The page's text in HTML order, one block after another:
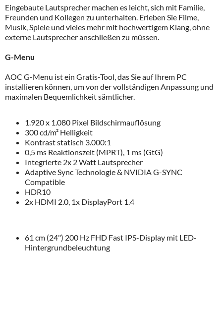
Eingebaute Lautsprecher machen es leicht, sich mit Familie,
Freunden und Kollegen zu unterhalten. Erleben Sie Filme,
Musik, Spiele und vieles mehr mit hochwertigem Klang, ohne
externe Lautsprecher anschließen zu müssen.
G-Menu
AOC G-Menu ist ein Gratis-Tool, das Sie auf Ihrem PC
installieren können, um von der vollständigen Anpassung und
maximalen Bequemlichkeit sämtlicher.
1.920 x 1.080 Pixel Bildschirmauflösung
300 cd/m² Helligkeit
Kontrast statisch 3.000:1
0,5 ms Reaktionszeit (MPRT), 1 ms (GtG)
Integrierte 2x 2 Watt Lautsprecher
Adaptive Sync Technologie & NVIDIA G-SYNC
Compatible
HDR10
2x HDMI 2.0, 1x DisplayPort 1.4
61 cm (24") 200 Hz FHD Fast IPS-Display mit LED-
Hintergrundbeleuchtung